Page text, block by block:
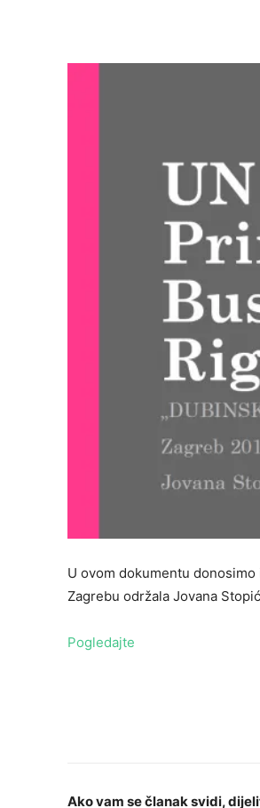
U ovom dokumentu
Zagrebu održala Jovana
Pogledajte
Ako vam se članak svidi,